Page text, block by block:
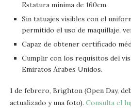
Estatura mínima de 160cm.
Sin tatuajes visibles con el
permitido el uso de maquillaje,
Capaz de obtener certificado
Cumplir con los requisitos del
Emiratos Árabes Unidos.
1 de febrero, Brighton (Open Day,
actualizado y una foto). Consulta el